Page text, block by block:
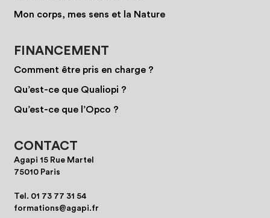
Mon corps, mes sens et la Nature
FINANCEMENT
Comment être pris en charge ?
Qu’est-ce que Qualiopi ?
Qu’est-ce que l’Opco ?
CONTACT
Agapi 15 Rue Martel
75010 Paris
Tel. 01 73 77 31 54
formations@agapi.fr